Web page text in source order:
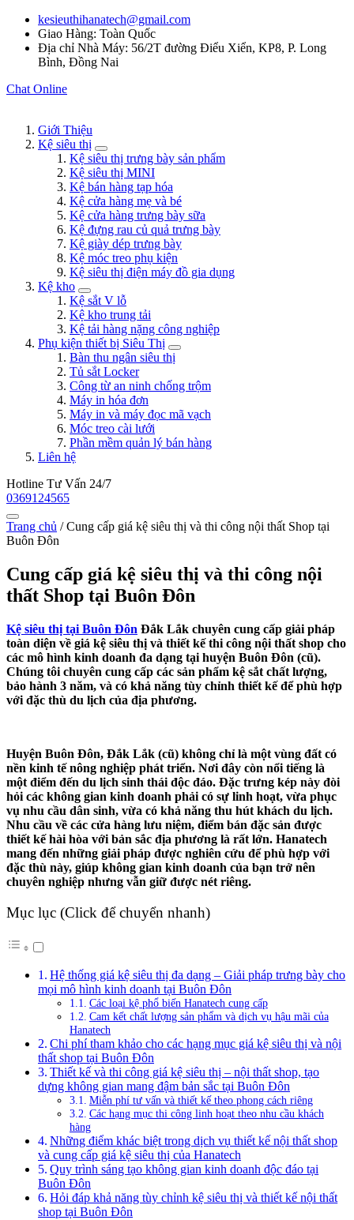
kesieuthihanatech@gmail.com
Giao Hàng: Toàn Quốc
Địa chỉ Nhà Máy: 56/2T đường Điểu Xiển, KP8, P. Long
Bình, Đồng Nai
Chat Online
Giới Thiệu
Kệ siêu thị
Kệ siêu thị trưng bày sản phẩm
Kệ siêu thị MINI
Kệ bán hàng tạp hóa
Kệ cửa hàng mẹ và bé
Kệ cửa hàng trưng bày sữa
Kệ đựng rau củ quả trưng bày
Kệ giày dép trưng bày
Kệ móc treo phụ kiện
Kệ siêu thị điện máy đồ gia dụng
Kệ kho
Kệ sắt V lỗ
Kệ kho trung tải
Kệ tải hàng nặng công nghiệp
Phụ kiện thiết bị Siêu Thị
Bàn thu ngân siêu thị
Tủ sắt Locker
Công từ an ninh chống trộm
Máy in hóa đơn
Máy in và máy đọc mã vạch
Móc treo cài lưới
Phần mềm quản lý bán hàng
Liên hệ
Hotline Tư Vấn 24/7
0369124565
Trang chủ /Cung cấp giá kệ siêu thị và thi công nội thất Shop tại
Buôn Đôn
Cung cấp giá kệ siêu thị và thi công nội
thất Shop tại Buôn Đôn
Kệ siêu thị tại Buôn Đôn Đắk Lắk chuyên cung cấp giải pháp
toàn diện về giá kệ siêu thị và thiết kế thi công nội thất shop cho
các mô hình kinh doanh đa dạng tại huyện Buôn Đôn (cũ).
Chúng tôi chuyên cung cấp các sản phẩm kệ sắt chất lượng,
bảo hành 3 năm, và có khả năng tùy chỉnh thiết kế để phù hợp
với đặc thù du lịch của địa phương.
Huyện Buôn Đôn, Đắk Lắk (cũ) không chỉ là một vùng đất có
nền kinh tế nông nghiệp phát triển. Nơi đây còn nổi tiếng là
một điểm đến du lịch sinh thái độc đáo. Đặc trưng kép này đòi
hỏi các không gian kinh doanh phải có sự linh hoạt, vừa phục
vụ nhu cầu dân sinh, vừa có khả năng thu hút khách du lịch.
Nhu cầu về các cửa hàng lưu niệm, điểm bán đặc sản được
thiết kế hài hòa với bản sắc địa phương là rất lớn. Hanatech
mang đến những giải pháp được nghiên cứu để phù hợp với
đặc thù này, giúp không gian kinh doanh của bạn trở nên
chuyên nghiệp nhưng vẫn giữ được nét riêng.
Mục lục (Click để chuyển nhanh)
Hệ thống giá kệ siêu thị đa dạng – Giải pháp trưng bày cho
mọi mô hình kinh doanh tại Buôn Đôn
Các loại kệ phổ biến Hanatech cung cấp
Cam kết chất lượng sản phẩm và dịch vụ hậu mãi của
Hanatech
Chi phí tham khảo cho các hạng mục giá kệ siêu thị và nội
thất shop tại Buôn Đôn
Thiết kế và thi công giá kệ siêu thị – nội thất shop, tạo
dựng không gian mang đậm bản sắc tại Buôn Đôn
Miễn phí tư vấn và thiết kế theo phong cách riêng
Các hạng mục thi công linh hoạt theo nhu cầu khách
hàng
Những điểm khác biệt trong dịch vụ thiết kế nội thất shop
và cung cấp giá kệ siêu thị của Hanatech
Quy trình sáng tạo không gian kinh doanh độc đáo tại
Buôn Đôn
Hỏi đáp khả năng tùy chỉnh kệ siêu thị và thiết kế nội thất
shop tại Buôn Đôn